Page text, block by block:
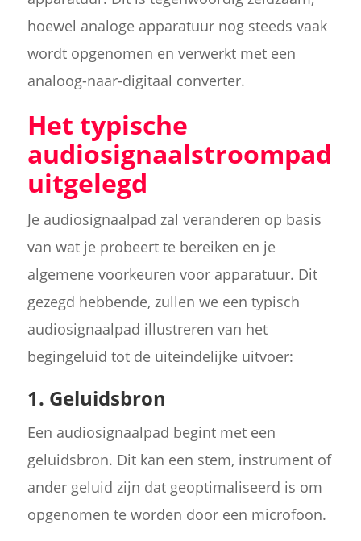
hoewel analoge apparatuur nog steeds vaak
wordt opgenomen en verwerkt met een
analoog-naar-digitaal converter.
Het typische
audiosignaalstroompad
uitgelegd
Je audiosignaalpad zal veranderen op basis
van wat je probeert te bereiken en je
algemene voorkeuren voor apparatuur. Dit
gezegd hebbende, zullen we een typisch
audiosignaalpad illustreren van het
begingeluid tot de uiteindelijke uitvoer:
1. Geluidsbron
Een audiosignaalpad begint met een
geluidsbron. Dit kan een stem, instrument of
ander geluid zijn dat geoptimaliseerd is om
opgenomen te worden door een microfoon.